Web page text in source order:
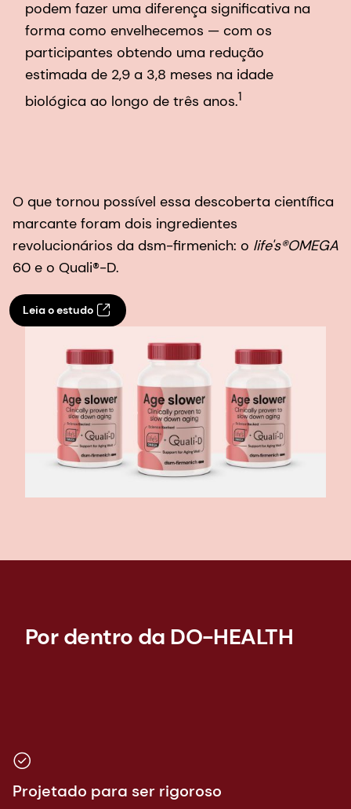
podem fazer uma diferença significativa na
forma como envelhecemos — com os
participantes obtendo uma redução
estimada de 2,9 a 3,8 meses na idade
biológica ao longo de três anos.1
O que tornou possível essa descoberta científica
marcante foram dois ingredientes
revolucionários da dsm-firmenich: o life's®OMEGA
60 e o Quali®-D.
Leia o estudo
Por dentro da DO-HEALTH
Projetado para ser rigoroso